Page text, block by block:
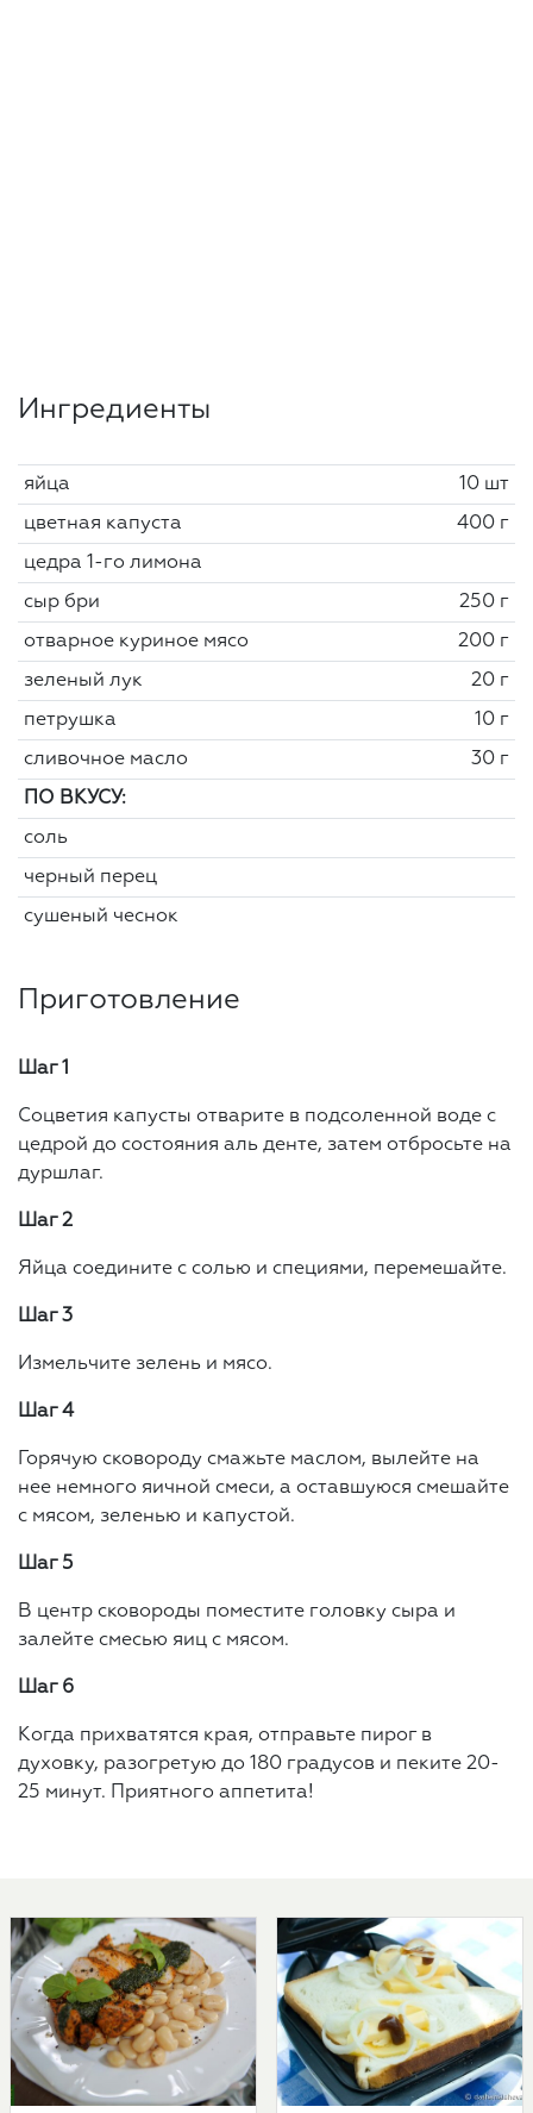
Ингредиенты
яйца 10 шт
цветная капуста 400 г
цедра 1-го лимона
сыр бри 250 г
отварное куриное мясо 200 г
зеленый лук 20 г
петрушка 10 г
сливочное масло 30 г
ПО ВКУСУ:
соль
черный перец
сушеный чеснок
Приготовление
Шаг 1
Соцветия капусты отварите в подсоленной воде с
цедрой до состояния аль денте, затем отбросьте на
дуршлаг.
Шаг 2
Яйца соедините с солью и специями, перемешайте.
Шаг 3
Измельчите зелень и мясо.
Шаг 4
Горячую сковороду смажьте маслом, вылейте на
нее немного яичной смеси, а оставшуюся смешайте
с мясом, зеленью и капустой.
Шаг 5
В центр сковороды поместите головку сыра и
залейте смесью яиц с мясом.
Шаг 6
Когда прихватятся края, отправьте пирог в
духовку, разогретую до 180 градусов и пеките 20-
25 минут. Приятного аппетита!